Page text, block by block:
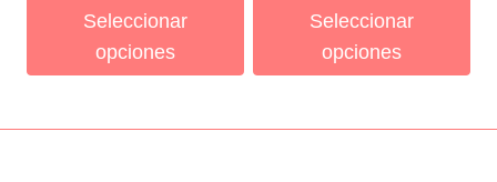
Seleccionar
opciones
Seleccionar
opciones